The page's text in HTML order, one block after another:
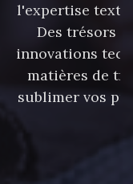
l'expertise
Des trésors
innovations
matières de
sublimer vos